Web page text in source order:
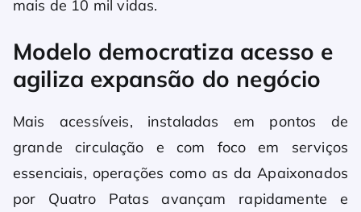
mais de 10 mil vidas.
Modelo democratiza acesso e
agiliza expansão do negócio
Mais acessíveis, instaladas em pontos de
grande circulação e com foco em serviços
essenciais, operações como as da Apaixonados
por Quatro Patas avançam rapidamente e